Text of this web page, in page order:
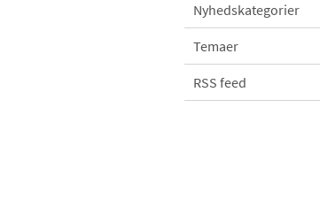
Nyhedskategorier
Temaer
RSS feed